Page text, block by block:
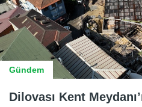
Gündem
Dilovası Kent